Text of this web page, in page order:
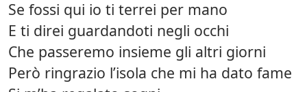
Se fossi qui io ti terrei per mano
E ti direi guardandoti negli occhi
Che passeremo insieme gli altri giorni
Però ringrazio l’isola che mi ha dato fame